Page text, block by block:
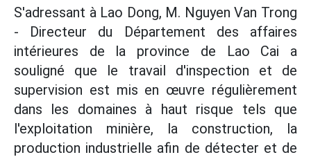
S'adressant à Lao Dong, M. Nguyen Van Trong
- Directeur du Département des affaires
intérieures de la province de Lao Cai a
souligné que le travail d'inspection et de
supervision est mis en œuvre régulièrement
dans les domaines à haut risque tels que
l'exploitation minière, la construction, la
production industrielle afin de détecter et de